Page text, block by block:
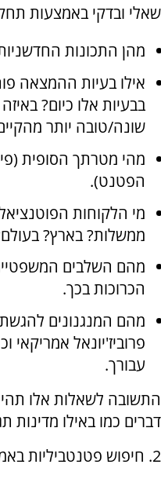
שאלי ובדקי באמצעות
מהן התכונות
אילו בעיות ההמצאה
בבעיות אלו כיום?
שונה/טובה יותר
מהי מטרתך הסופית
הפטנט).
מי הלקוחות
ממשלות? בארץ?
מהם השלבים
הכרוכות בכך.
פרוביז'יונאל אמריקאי
עבורך.
התשובה לשאלות אלו
דברים כמו באילו
2. חיפוש פטנטביליות באמצעות שירות חיפוש פטנטים